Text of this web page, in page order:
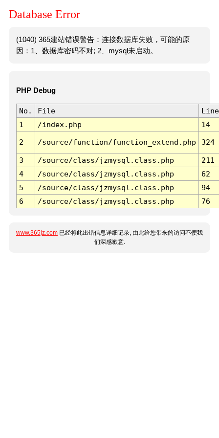
Database Error
(1040) 365建站错误警告：连接数据库失败，可能的原
因：1、数据库密码不对; 2、mysql未启动。
PHP Debug
No. File
Line
1
/index.php 14
2 /source/function/function_extend.php 324
3 /source/class/jzmysql.class.php
211
4
/source/class/jzmysql.class.php
62
5
/source/class/jzmysql.class.php
94
6
/source/class/jzmysql.class.php 76
www.365jz.com 已经将此出错信息详细记录, 由此给您带来的访问不便我
们深感歉意.